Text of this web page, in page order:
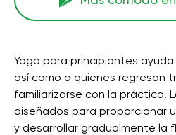
Yoga para principiantes
así como a quienes regresan
familiarizarse con la práctica.
diseñados para proporcionar
y desarrollar gradualmente la